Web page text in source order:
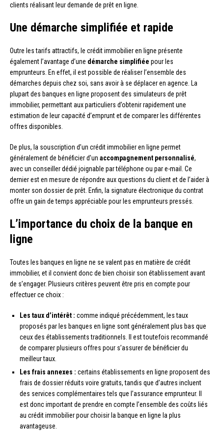
clients réalisant leur demande de prêt en ligne.
Une démarche simplifiée et rapide
Outre les tarifs attractifs, le crédit immobilier en ligne présente
également l’avantage d’une démarche simplifiée pour les
emprunteurs. En effet, il est possible de réaliser l’ensemble des
démarches depuis chez soi, sans avoir à se déplacer en agence. La
plupart des banques en ligne proposent des simulateurs de prêt
immobilier, permettant aux particuliers d’obtenir rapidement une
estimation de leur capacité d’emprunt et de comparer les différentes
offres disponibles.
De plus, la souscription d’un crédit immobilier en ligne permet
généralement de bénéficier d’un accompagnement personnalisé,
avec un conseiller dédié joignable par téléphone ou par e-mail. Ce
dernier est en mesure de répondre aux questions du client et de l’aider à
monter son dossier de prêt. Enfin, la signature électronique du contrat
offre un gain de temps appréciable pour les emprunteurs pressés.
L’importance du choix de la banque en
ligne
Toutes les banques en ligne ne se valent pas en matière de crédit
immobilier, et il convient donc de bien choisir son établissement avant
de s’engager. Plusieurs critères peuvent être pris en compte pour
effectuer ce choix :
Les taux d’intérêt : comme indiqué précédemment, les taux
proposés par les banques en ligne sont généralement plus bas que
ceux des établissements traditionnels. Il est toutefois recommandé
de comparer plusieurs offres pour s’assurer de bénéficier du
meilleur taux.
Les frais annexes : certains établissements en ligne proposent des
frais de dossier réduits voire gratuits, tandis que d’autres incluent
des services complémentaires tels que l’assurance emprunteur. Il
est donc important de prendre en compte l’ensemble des coûts liés
au crédit immobilier pour choisir la banque en ligne la plus
avantageuse.